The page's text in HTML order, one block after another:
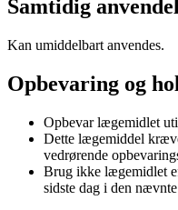
Samtidig
Kan umiddelbart anvendes.
Opbevaring og
Opbevar lægemidlet
Dette lægemiddel
vedrørende
Brug ikke lægemidlet
sidste dag i den